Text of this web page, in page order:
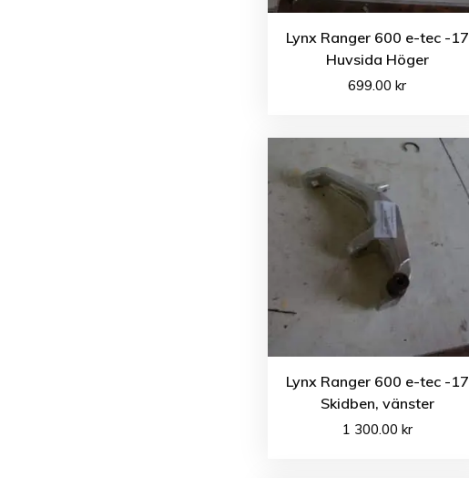
Lynx Ranger 600 e-tec -17
Huvsida Höger
699.00kr
Lynx Ranger 600 e-tec -17
Skidben, vänster
1 300.00 kr